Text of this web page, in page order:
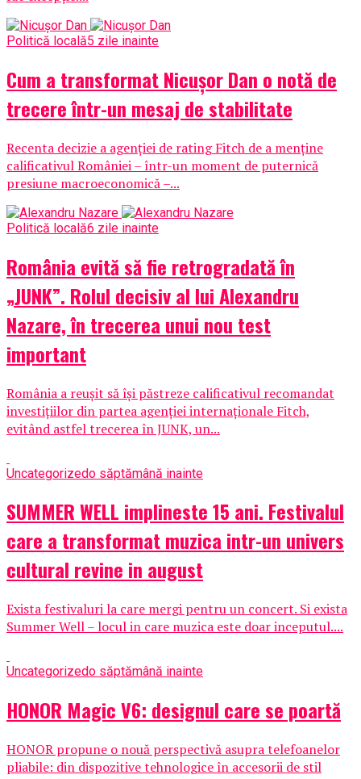
Politică locală5 zile inainte
Cum a transformat Nicușor Dan o notă de
trecere într-un mesaj de stabilitate
Recenta decizie a agenției de rating Fitch de a menține
calificativul României – într-un moment de puternică
presiune macroeconomică –...
Politică locală6 zile inainte
România evită să fie retrogradată în
„JUNK”. Rolul decisiv al lui Alexandru
Nazare, în trecerea unui nou test
important
România a reușit să își păstreze calificativul recomandat
investițiilor din partea agenției internaționale Fitch,
evitând astfel trecerea în JUNK, un...
Uncategorizedo săptămână inainte
SUMMER WELL implineste 15 ani. Festivalul
care a transformat muzica intr-un univers
cultural revine in august
Exista festivaluri la care mergi pentru un concert. Si exista
Summer Well – locul in care muzica este doar inceputul....
Uncategorizedo săptămână inainte
HONOR Magic V6: designul care se poartă
HONOR propune o nouă perspectivă asupra telefoanelor
pliabile: din dispozitive tehnologice în accesorii de stil